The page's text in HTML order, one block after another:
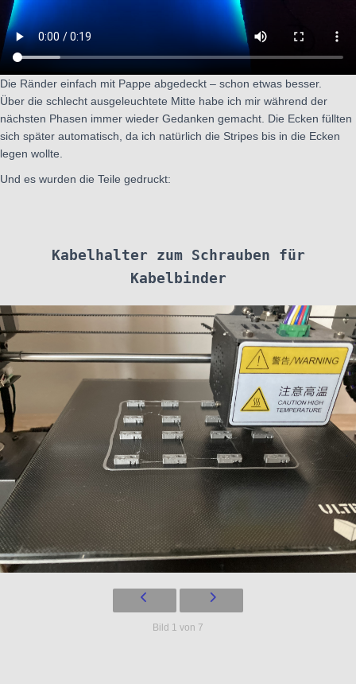
Die Ränder einfach mit Pappe abgedeckt – schon etwas besser.
Über die schlecht ausgeleuchtete Mitte habe ich mir während der
nächsten Phasen immer wieder Gedanken gemacht. Die Ecken füllten
sich später automatisch, da ich natürlich die Stripes bis in die Ecken
legen wollte.
Und es wurden die Teile gedruckt:
Kabelhalter zum Schrauben für
Kabelbinder
Bild 1 von 7